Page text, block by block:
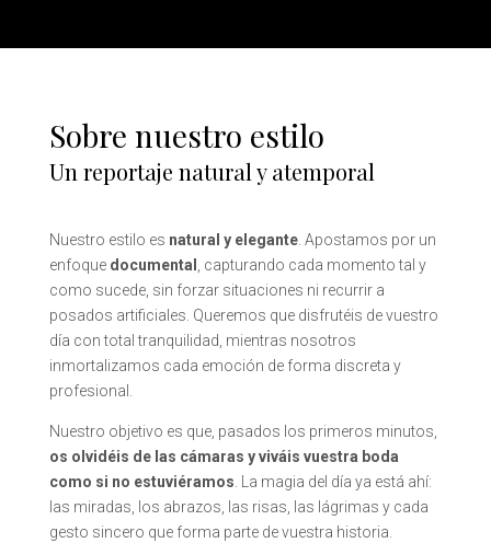
Sobre nuestro estilo
Un reportaje natural y atemporal
Nuestro estilo es natural y elegante. Apostamos por un
enfoque documental , capturando cada momento tal y
como sucede, sin forzar situaciones ni recurrir a
posados artificiales. Queremos que disfrutéis de vuestro
día con total tranquilidad, mientras nosotros
inmortalizamos cada emoción de forma discreta y
profesional.
Nuestro objetivo es que, pasados los primeros minutos,
os olvidéis de las cámaras y viváis vuestra boda
como si no estuviéramos. La magia del día ya está ahí:
las miradas, los abrazos, las risas, las lágrimas y cada
gesto sincero que forma parte de vuestra historia.